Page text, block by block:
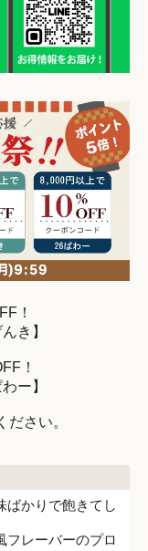
！
き】
！
ー】
ださい。
ばかりで飽きてし
フレーバーのプロ